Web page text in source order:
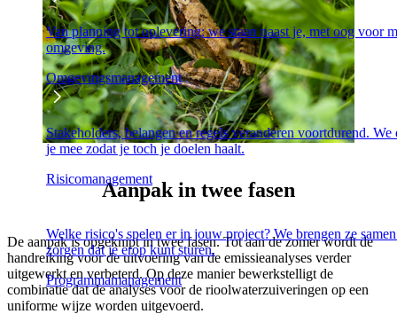
Van planning tot oplevering: we staan naast je, met oog voor
omgeving.
Omgevingsmanagement
Stakeholders, belangen en regels veranderen voortdurend. We
je mee zodat je toch je doelen haalt.
Risicomanagement
Welke risico's spelen er in jouw project? We brengen ze
zorgen dat je erop kunt sturen.
Programmamanagement
Aanpak in twee fasen
De aanpak is opgeknipt in twee fasen. Tot aan de zomer wordt de
handreiking voor de uitvoering van de emissieanalyses verder
uitgewerkt en verbeterd. Op deze manier bewerkstelligt de
combinatie dat de analyses voor de rioolwaterzuiveringen op een
uniforme wijze worden uitgevoerd.